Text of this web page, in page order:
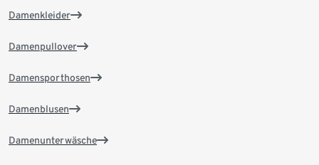
Damenkleider
Damenpullover
Damensporthosen
Damenblusen
Damenunterwäsche